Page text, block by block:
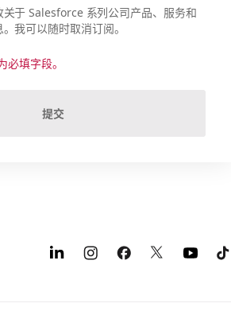
关于 Salesforce 系列公司产品、服务和
我可以随时取消订阅。
填字段。
提交